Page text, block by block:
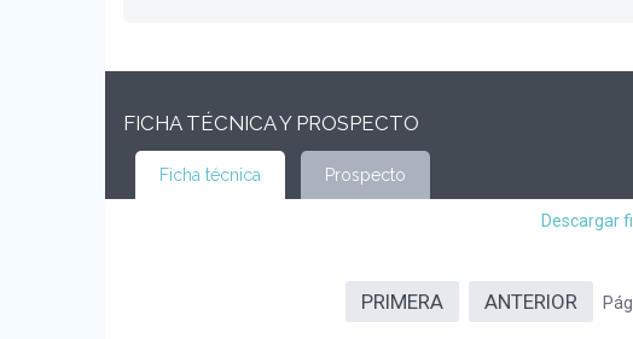
FICHA TÉCNICA Y PROSPECTO
Ficha técnica Prospecto
Descargar
PRIMERA ANTERIOR